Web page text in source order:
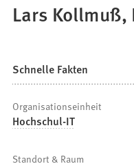
Lars
Schnelle Fakten
Organisationseinheit
Hochschul-IT
Standort & Raum